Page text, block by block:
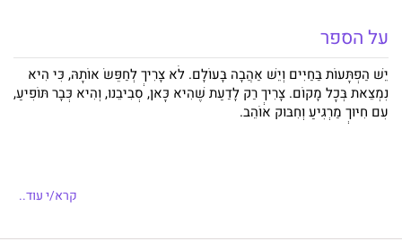
על הספר
יֵשׁ הַפְתָּעוֹת בַּחַיִּים וְיֵשׁ אַהֲבָה בָּעוֹלָם. לֹא צָרִיךְ לְחַפֵּשׂ אוֹתָהּ, כִּי הִיא
נִמְצֵאת בְּכָל מָקוֹם. צָרִיךְ רַק לָדַעַת שֶׁהִיא כָּאן, סְבִיבֵנוּ, וְהִיא כְּבָר תּוֹפִיעַ,
עִם חִיּוּךְ מַרְגִּיעַ וְחִבּוּק אוֹהֵב.
קרא/י עוד..